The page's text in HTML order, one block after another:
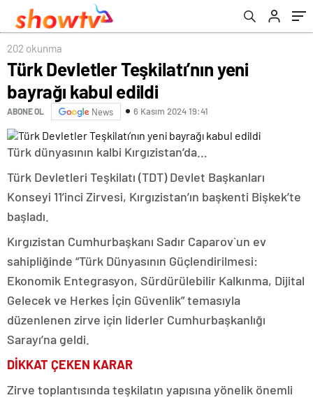
202 okunma
Türk Devletler Teşkilatı’nın yeni
bayrağı kabul edildi
ABONE OL News 6 Kasım 2024 19:41
Türk dünyasının kalbi Kırgızistan’da…
Türk Devletleri Teşkilatı (TDT) Devlet Başkanları
Konseyi 11’inci Zirvesi, Kırgızistan’ın başkenti Bişkek’te
başladı.
Kırgızistan Cumhurbaşkanı Sadır Caparov`un ev
sahipliğinde “Türk Dünyasının Güçlendirilmesi:
Ekonomik Entegrasyon, Sürdürülebilir Kalkınma, Dijital
Gelecek ve Herkes İçin Güvenlik” temasıyla
düzenlenen zirve için liderler Cumhurbaşkanlığı
Sarayı’na geldi.
DİKKAT ÇEKEN KARAR
Zirve toplantısında teşkilatın yapısına yönelik önemli